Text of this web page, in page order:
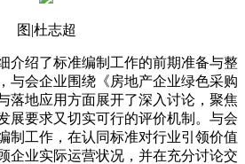
图|杜志超
绍了标准编制工作的前期准备与整
与会企业围绕《房地产企业绿色采购
落地应用方面展开了深入讨论，聚焦
展要求又切实可行的评价机制。与会
制工作，在认同标准对行业引领价值
企业实际运营状况，并在充分讨论交